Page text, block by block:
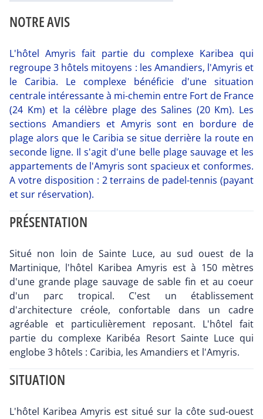
NOTRE AVIS
L'hôtel Amyris fait partie du complexe Karibea qui
regroupe 3 hôtels mitoyens : les Amandiers, l'Amyris et
le Caribia. Le complexe bénéficie d'une situation
centrale intéressante à mi-chemin entre Fort de France
(24 Km) et la célèbre plage des Salines (20 Km). Les
sections Amandiers et Amyris sont en bordure de
plage alors que le Caribia se situe derrière la route en
seconde ligne. Il s'agit d'une belle plage sauvage et les
appartements de l'Amyris sont spacieux et conformes.
A votre disposition : 2 terrains de padel-tennis (payant
et sur réservation).
PRÉSENTATION
Situé non loin de Sainte Luce, au sud ouest de la
Martinique, l'hôtel Karibea Amyris est à 150 mètres
d'une grande plage sauvage de sable fin et au coeur
d'un parc tropical. C'est un établissement
d'architecture créole, confortable dans un cadre
agréable et particulièrement reposant. L'hôtel fait
partie du complexe Karibéa Resort Sainte Luce qui
englobe 3 hôtels : Caribia, les Amandiers et l'Amyris.
SITUATION
L'hôtel Karibea Amyris est situé sur la côte sud-ouest